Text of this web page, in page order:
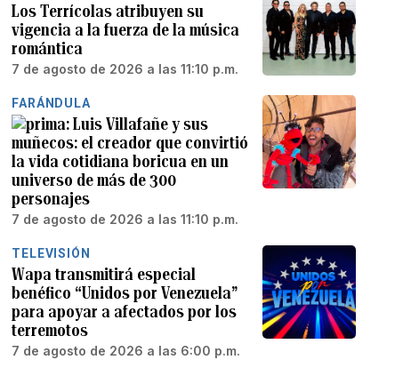
Los Terrícolas atribuyen su
vigencia a la fuerza de la música
romántica
7 de agosto de 2026 a las 11:10 p.m.
FARÁNDULA
Luis Villafañe y sus
muñecos: el creador que convirtió
la vida cotidiana boricua en un
universo de más de 300
personajes
7 de agosto de 2026 a las 11:10 p.m.
TELEVISIÓN
Wapa transmitirá especial
benéfico “Unidos por Venezuela”
para apoyar a afectados por los
terremotos
7 de agosto de 2026 a las 6:00 p.m.